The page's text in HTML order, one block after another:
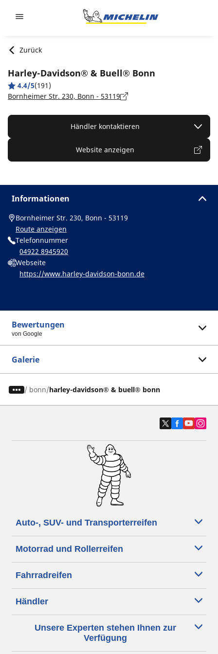
Zurück
Harley-Davidson® & Buell® Bonn
4.4/5(191)
Bornheimer Str. 230, Bonn - 53119
Händler kontaktieren
Website anzeigen
Informationen
Bornheimer Str. 230, Bonn - 53119
Route anzeigen
Telefonnummer
04922 8945920
Webseite
https://www.harley-davidson-bonn.de
Bewertungen
von Google
Galerie
/ bonn harley-davidson® & buell® bonn
Auto-, SUV- und Transporterreifen
Motorrad und Rollerreifen
Fahrradreifen
Händler
Unsere Experten stehen Ihnen zur
Verfügung